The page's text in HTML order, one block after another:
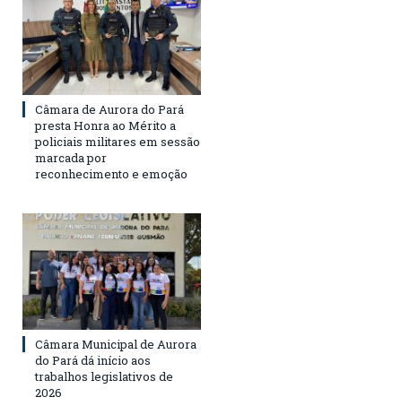
Câmara de Aurora do Pará
presta Honra ao Mérito a
policiais militares em sessão
marcada por
reconhecimento e emoção
Câmara Municipal de Aurora
do Pará dá início aos
trabalhos legislativos de
2026